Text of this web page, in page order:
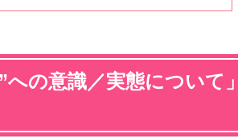
への意識／実態について